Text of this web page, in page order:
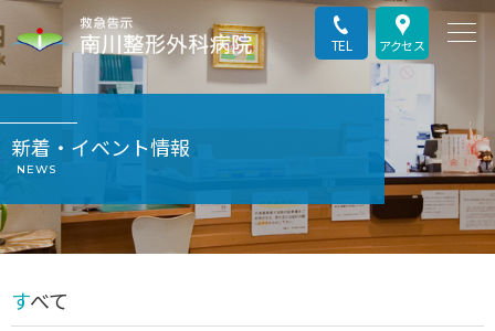
TEL アクセス
新着・イベント情報
NEWS
すべて